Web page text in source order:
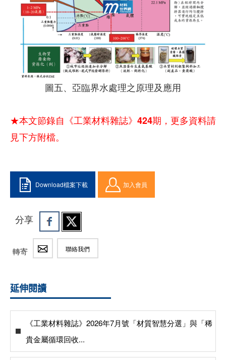
圖五、亞臨界水處理之原理及應用
★本文節錄自《工業材料雜誌》424期，更多資料請
見下方附檔。
Download檔案下載 加入會員
分享
轉寄 聯絡我們
延伸閱讀
《工業材料雜誌》2026年7月號「材質智慧分選」與「稀
貴金屬循環回收...